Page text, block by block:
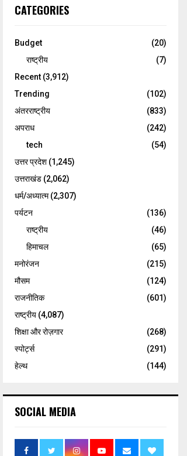
CATEGORIES
Budget
(20)
राष्ट्रीय
(7)
Recent (3,912)
Trending
(102)
अंतरराष्ट्रीय
(833)
अपराध
(242)
tech
(54)
उत्तर प्रदेश(1,245)
उत्तराखंड (2,062)
धर्म/अध्यात्म(2,307)
पर्यटन
(136)
राष्ट्रीय
(46)
हिमाचल
(65)
मनोरंजन
(215)
मौसम
(124)
राजनीतिक
(601)
राष्ट्रीय (4,087)
शिक्षा और रोज़गार
(268)
स्पोर्ट्स
(291)
हेल्थ
(144)
SOCIAL MEDIA